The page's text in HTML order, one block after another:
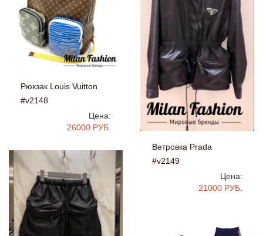
Рюкзак Louis Vuitton
#v2148
Цена:
26000 РУБ.
Ветровка Prada
#v2149
Цена:
21000 РУБ.